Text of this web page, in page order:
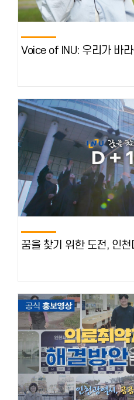
Voice of INU: 우리가 바
꿈을 찾기 위한 도전, 인